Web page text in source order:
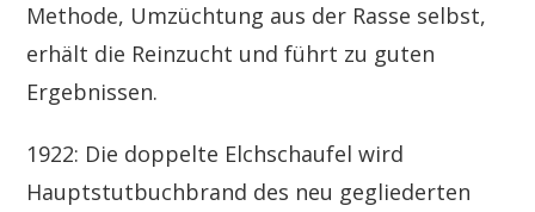
Methode, Umzüchtung aus der Rasse selbst,
erhält die Reinzucht und führt zu guten
Ergebnissen.
1922: Die doppelte Elchschaufel wird
Hauptstutbuchbrand des neu gegliederten